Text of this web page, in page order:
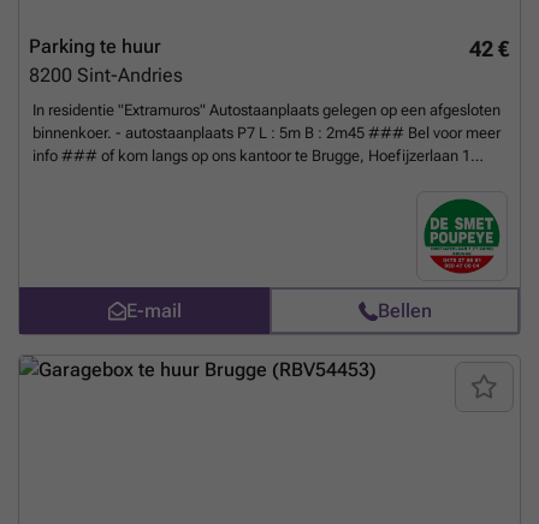
42 €
Parking te huur
8200 Sint-Andries
In residentie "Extramuros" Autostaanplaats gelegen op een afgesloten
binnenkoer. - autostaanplaats P7 L : 5m B : 2m45 ### Bel voor meer
info ### of kom langs op ons kantoor te Brugge, Hoefijzerlaan 1
E-mail Bellen